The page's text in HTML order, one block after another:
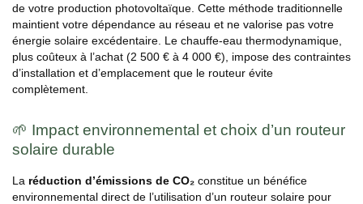
de votre production photovoltaïque. Cette méthode traditionnelle
maintient votre dépendance au réseau et ne valorise pas votre
énergie solaire excédentaire. Le chauffe-eau thermodynamique,
plus coûteux à l’achat (2 500 € à 4 000 €), impose des contraintes
d’installation et d’emplacement que le routeur évite
complètement.
🌱 Impact environnemental et choix d’un routeur
solaire durable
La réduction d’émissions de CO₂ constitue un bénéfice
environnemental direct de l’utilisation d’un routeur solaire pour